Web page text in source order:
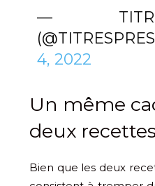
—
4, 2022
Un même
deux
Bien que les deux